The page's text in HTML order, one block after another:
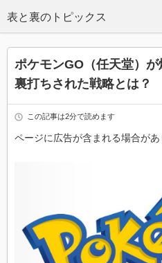
表と裏のトピックス
ポケモンGO（任天堂）
裏打ちされた戦略とは？
この記事は2分で読めます
ページに広告が含まれる場合があ